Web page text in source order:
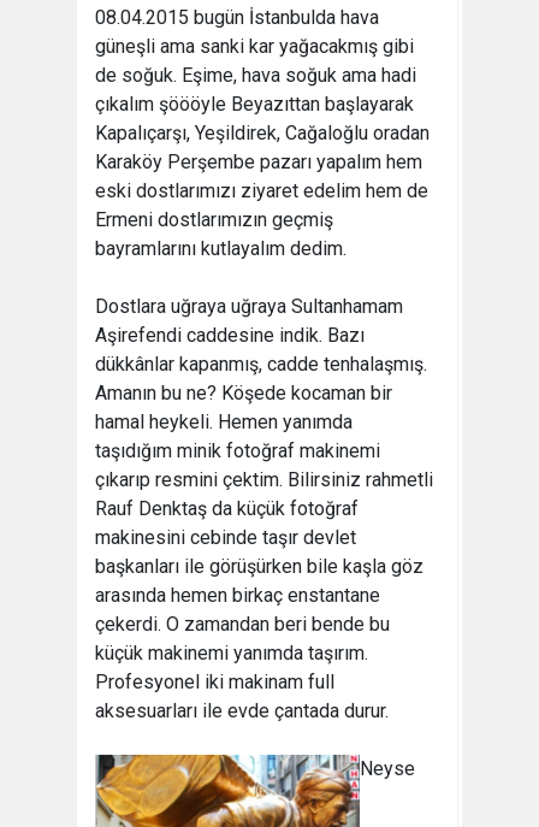
08.04.2015 bugün İstanbulda hava
güneşli ama sanki kar yağacakmış gibi
de soğuk. Eşime, hava soğuk ama hadi
çıkalım şöööyle Beyazıttan başlayarak
Kapalıçarşı, Yeşildirek, Cağaloğlu oradan
Karaköy Perşembe pazarı yapalım hem
eski dostlarımızı ziyaret edelim hem de
Ermeni dostlarımızın geçmiş
bayramlarını kutlayalım dedim.
Dostlara uğraya uğraya Sultanhamam
Aşirefendi caddesine indik. Bazı
dükkânlar kapanmış, cadde tenhalaşmış.
Amanın bu ne? Köşede kocaman bir
hamal heykeli. Hemen yanımda
taşıdığım minik fotoğraf makinemi
çıkarıp resmini çektim. Bilirsiniz rahmetli
Rauf Denktaş da küçük fotoğraf
makinesini cebinde taşır devlet
başkanları ile görüşürken bile kaşla göz
arasında hemen birkaç enstantane
çekerdi. O zamandan beri bende bu
küçük makinemi yanımda taşırım.
Profesyonel iki makinam full
aksesuarları ile evde çantada durur.
Neyse